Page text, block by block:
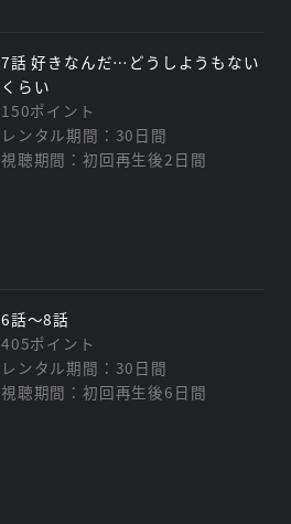
7話 好きなんだ…どうしようもない
くらい
150ポイント
レンタル期間：30日間
視聴期間：初回再生後2日間
6話～8話
405ポイント
レンタル期間：30日間
視聴期間：初回再生後6日間